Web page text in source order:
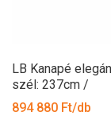
LB Kanapé
szél: 237cm /
894 880 Ft/db